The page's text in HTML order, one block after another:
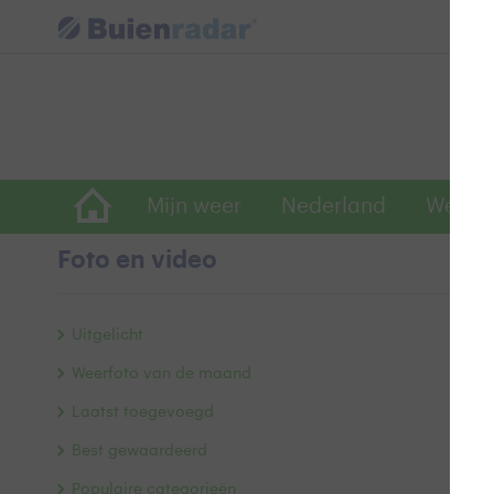
Mijn weer Nederland
Foto en video
Uitgelicht
Weerfoto van de maand
Laatst toegevoegd
Best gewaardeerd
Populaire categorieën